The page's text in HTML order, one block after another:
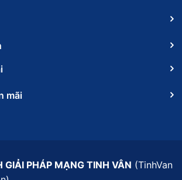
mãi
GIẢI PHÁP MẠNG TINH VÂN (TinhVan